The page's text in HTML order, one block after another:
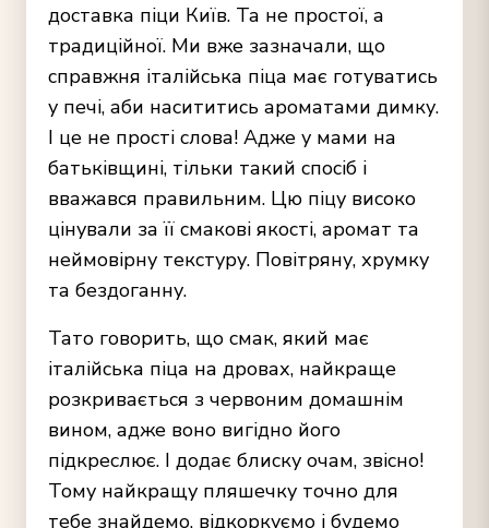
доставка піци Київ. Та не простої, а
традиційної. Ми вже зазначали, що
справжня італійська піца має готуватись
у печі, аби насититись ароматами димку.
І це не прості слова! Адже у мами на
батьківщині, тільки такий спосіб і
вважався правильним. Цю піцу високо
цінували за її смакові якості, аромат та
неймовірну текстуру. Повітряну, хрумку
та бездоганну.
Тато говорить, що смак, який має
італійська піца на дровах, найкраще
розкривається з червоним домашнім
вином, адже воно вигідно його
підкреслює. І додає блиску очам, звісно!
Тому найкращу пляшечку точно для
тебе знайдемо, відкоркуємо і будемо